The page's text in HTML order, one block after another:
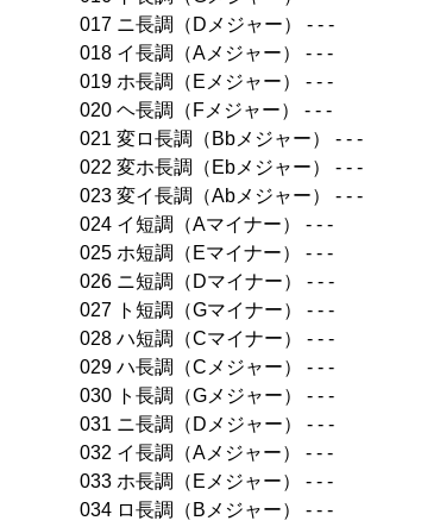
017 ニ長調（Dメジャー） - - -
018 イ長調（Aメジャー） - - -
019 ホ長調（Eメジャー） - - -
020 ヘ長調（Fメジャー） - - -
021 変ロ長調（Bbメジャー） - - -
022 変ホ長調（Ebメジャー） - - -
023 変イ長調（Abメジャー） - - -
024 イ短調（Aマイナー） - - -
025 ホ短調（Eマイナー） - - -
026 ニ短調（Dマイナー） - - -
027 ト短調（Gマイナー） - - -
028 ハ短調（Cマイナー） - - -
029 ハ長調（Cメジャー） - - -
030 ト長調（Gメジャー） - - -
031 ニ長調（Dメジャー） - - -
032 イ長調（Aメジャー） - - -
033 ホ長調（Eメジャー） - - -
034 ロ長調（Bメジャー） - - -